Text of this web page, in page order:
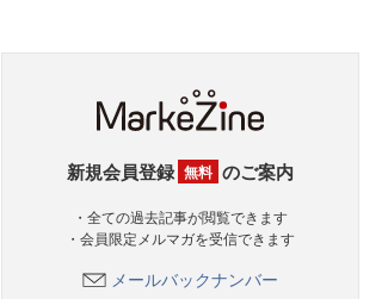
新規会員登録 無料 のご案内
・全ての過去記事が閲覧できます
・会員限定メルマガを受信できます
メールバックナンバー